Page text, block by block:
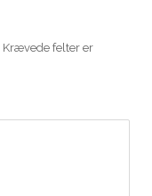
Krævede felter er